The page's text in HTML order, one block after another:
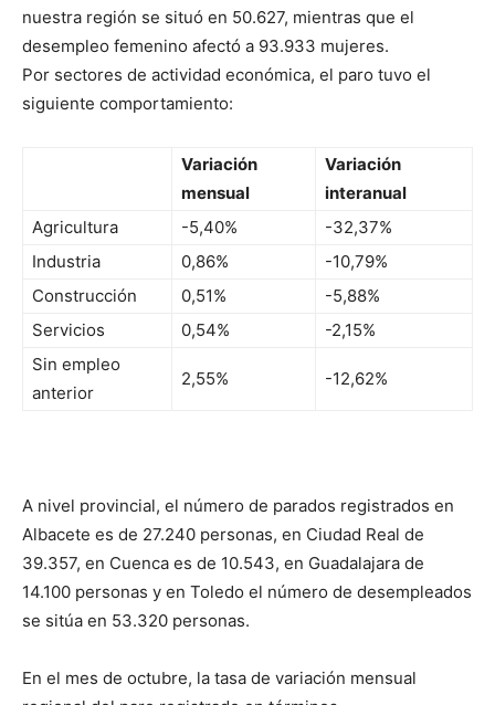
nuestra región se situó en 50.627, mientras que el
desempleo femenino afectó a 93.933 mujeres.
Por sectores de actividad económica, el paro tuvo el
siguiente comportamiento:
Variación
mensual
Variación
interanual
Agricultura
-5,40%
-32,37%
Industria
0,86%
-10,79%
Construcción
0,51%
-5,88%
Servicios
0,54%
-2,15%
Sin empleo
anterior
2,55% -12,62%
A nivel provincial, el número de parados registrados en
Albacete es de 27.240 personas, en Ciudad Real de
39.357, en Cuenca es de 10.543, en Guadalajara de
14.100 personas y en Toledo el número de desempleados
se sitúa en 53.320 personas.
En el mes de octubre, la tasa de variación mensual